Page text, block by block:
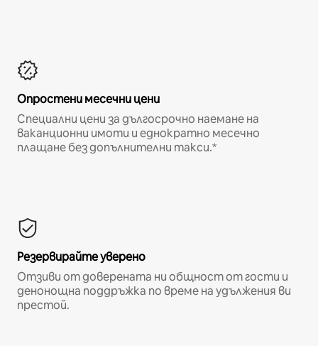
Опростени месечни цени
Специални цени за дългосрочно наемане на
ваканционни имоти и еднократно месечно
плащане без допълнителни такси.*
Резервирайте уверено
Отзиви от доверената ни общност от гости и
денонощна поддръжка по време на удължения ви
престой.